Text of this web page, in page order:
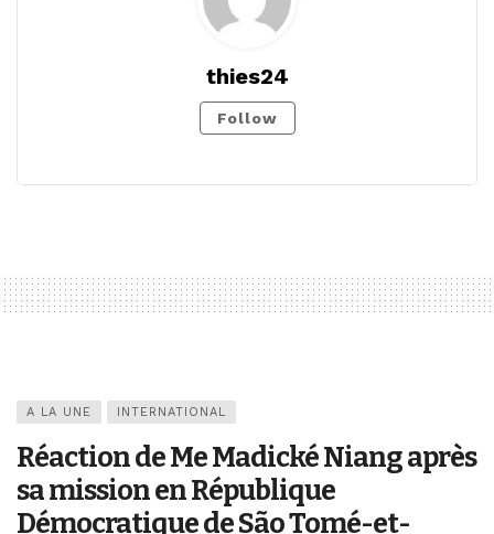
thies24
Follow
A LA UNE INTERNATIONAL
Réaction de Me Madické Niang après
sa mission en République
Démocratique de São Tomé-et-